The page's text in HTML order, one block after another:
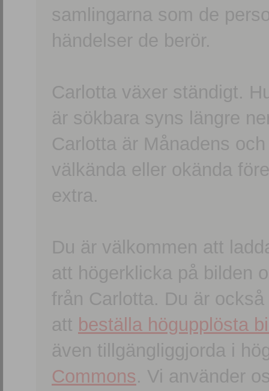
samlingarna som de
händelser de berör.
Carlotta växer ständigt.
är sökbara syns längre
Carlotta är Månadens
välkända eller okända
extra.
Du är välkommen att
att högerklicka på bilden
från Carlotta. Du är
att beställa högupplösta
även tillgängliggjorda i
Commons. Vi använder